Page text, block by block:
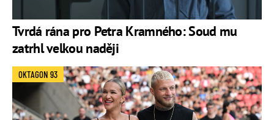
Tvrdá rána pro Petra Kramného: Soud mu
zatrhl velkou naději
OKTAGON 93